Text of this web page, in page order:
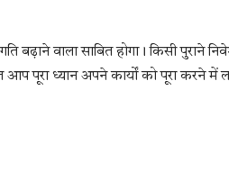
बढ़ाने वाला साबित होगा। किसी
पूरा ध्यान अपने कार्यों को पूरा करने में